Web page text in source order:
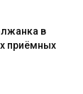
в
приёмных